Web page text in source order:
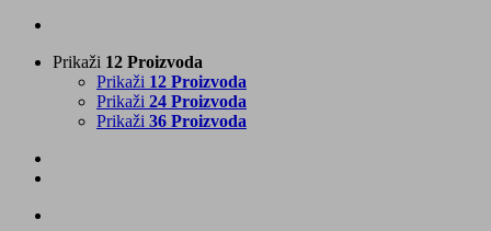
Prikaži 12 Proizvoda
Prikaži 12 Proizvoda
Prikaži 24 Proizvoda
Prikaži 36 Proizvoda